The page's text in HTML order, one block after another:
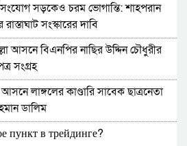
প্রতিষ্ঠাবার্ষিকী পালিত
বিএনপির ৫২ নেতাকর্মী
সেক্রেটারী প্রার্থী সহোদর আ,লীগ
প্রধান সাক্ষী!
বিরুদ্ধে মিথ্যা মামলা প্রতিকার
সম্মেলন
বাজারের চারপাশের ময়লা
সড়কেও চরম ভোগান্তি: শাহপরান
সংস্কারের দাবি
আসনে বিএনপির নাছির উদ্দিন চৌধুরীর
সংগ্রহ
লাঙ্গলের কাণ্ডারি সাবেক ছাত্রনেতা
ডালিম
пункт в трейдинге?